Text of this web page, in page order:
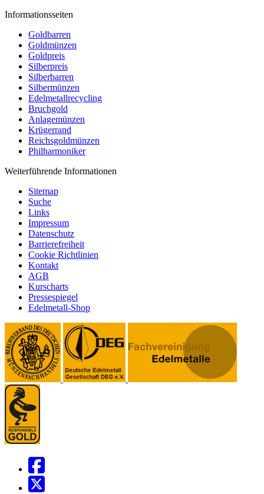
Informationsseiten
Goldbarren
Goldmünzen
Goldpreis
Silberpreis
Silberbarren
Silbermünzen
Edelmetallrecycling
Bruchgold
Anlagemünzen
Krügerrand
Reichsgoldmünzen
Philharmoniker
Weiterführende Informationen
Sitemap
Suche
Links
Impressum
Datenschutz
Barrierefreiheit
Cookie Richtlinien
Kontakt
AGB
Kurscharts
Pressespiegel
Edelmetall-Shop